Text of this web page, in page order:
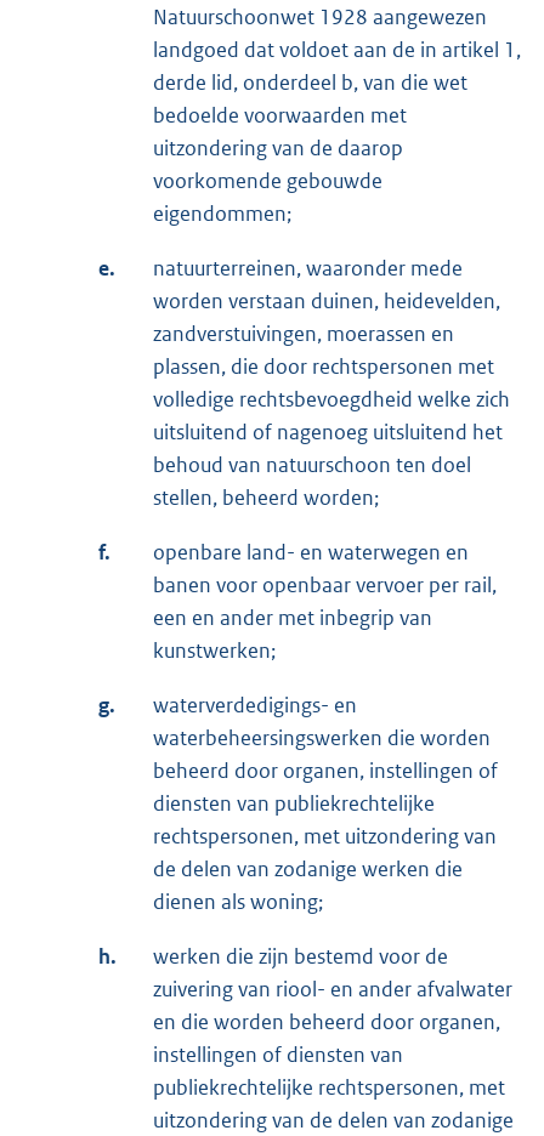
Natuurschoonwet 1928 aangewezen
landgoed dat voldoet aan de in artikel 1,
derde lid, onderdeel b, van die wet
bedoelde voorwaarden met
uitzondering van de daarop
voorkomende gebouwde
eigendommen;
e.
natuurterreinen, waaronder mede
worden verstaan duinen, heidevelden,
zandverstuivingen, moerassen en
plassen, die door rechtspersonen met
volledige rechtsbevoegdheid welke zich
uitsluitend of nagenoeg uitsluitend het
behoud van natuurschoon ten doel
stellen, beheerd worden;
f.
openbare land- en waterwegen en
banen voor openbaar vervoer per rail,
een en ander met inbegrip van
kunstwerken;
g.
waterverdedigings- en
waterbeheersingswerken die worden
beheerd door organen, instellingen of
diensten van publiekrechtelijke
rechtspersonen, met uitzondering van
de delen van zodanige werken die
dienen als woning;
h.
werken die zijn bestemd voor de
zuivering van riool- en ander afvalwater
en die worden beheerd door organen,
instellingen of diensten van
publiekrechtelijke rechtspersonen, met
uitzondering van de delen van zodanige